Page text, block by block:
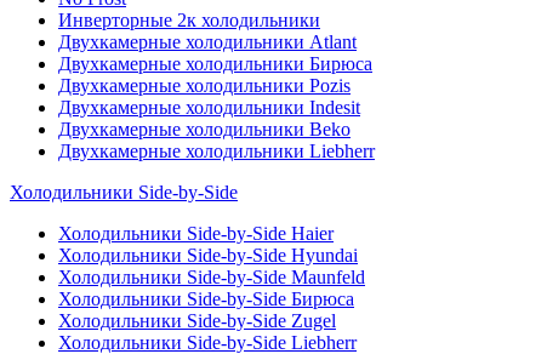
Инверторные 2к холодильники
Двухкамерные холодильники Atlant
Двухкамерные холодильники Бирюса
Двухкамерные холодильники Pozis
Двухкамерные холодильники Indesit
Двухкамерные холодильники Beko
Двухкамерные холодильники Liebherr
Холодильники Side-by-Side
Холодильники Side-by-Side Haier
Холодильники Side-by-Side Hyundai
Холодильники Side-by-Side Maunfeld
Холодильники Side-by-Side Бирюса
Холодильники Side-by-Side Zugel
Холодильники Side-by-Side Liebherr